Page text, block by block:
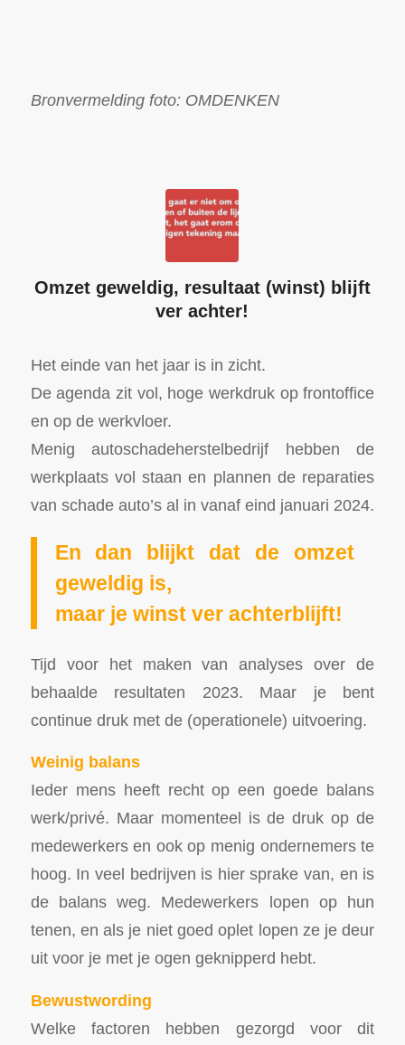
Bronvermelding foto: OMDENKEN
Omzet geweldig, resultaat (winst) blijft
ver achter!
Het einde van het jaar is in zicht.
De agenda zit vol, hoge werkdruk op frontoffice
en op de werkvloer.
Menig autoschadeherstelbedrijf hebben de
werkplaats vol staan en plannen de reparaties
van schade auto’s al in vanaf eind januari 2024.
En dan blijkt dat de omzet
geweldig is,
maar je winst ver achterblijft!
Tijd voor het maken van analyses over de
behaalde resultaten 2023. Maar je bent
continue druk met de (operationele) uitvoering.
Weinig balans
Ieder mens heeft recht op een goede balans
werk/privé. Maar momenteel is de druk op de
medewerkers en ook op menig ondernemers te
hoog. In veel bedrijven is hier sprake van, en is
de balans weg. Medewerkers lopen op hun
tenen, en als je niet goed oplet lopen ze je deur
uit voor je met je ogen geknipperd hebt.
Bewustwording
Welke factoren hebben gezorgd voor dit